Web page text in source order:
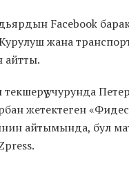
Facebook
жана
айтты.
учурунда
жетектеген
айтымында, бул